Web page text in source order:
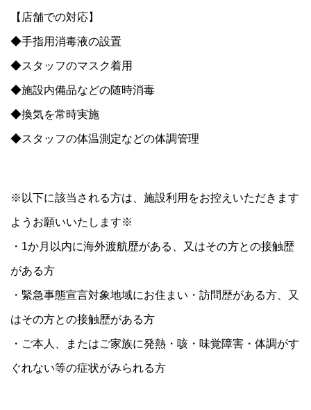
【店舗での対応】
◆手指用消毒液の設置
◆スタッフのマスク着用
◆施設内備品などの随時消毒
◆換気を常時実施
◆スタッフの体温測定などの体調管理
※以下に該当される方は、施設利用をお控えいただきます
ようお願いいたします※
・1か月以内に海外渡航歴がある、又はその方との接触歴
がある方
・緊急事態宣言対象地域にお住まい・訪問歴がある方、又
はその方との接触歴がある方
・ご本人、またはご家族に発熱・咳・味覚障害・体調がす
ぐれない等の症状がみられる方